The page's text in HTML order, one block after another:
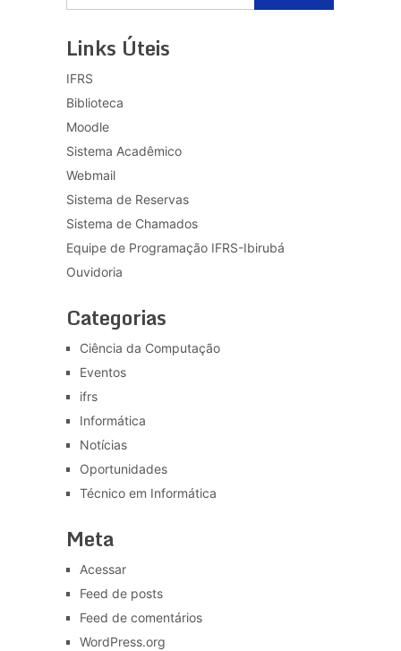
Links Úteis
IFRS
Biblioteca
Moodle
Sistema Acadêmico
Webmail
Sistema de Reservas
Sistema de Chamados
Equipe de Programação IFRS-Ibirubá
Ouvidoria
Categorias
Ciência da Computação
Eventos
ifrs
Informática
Notícias
Oportunidades
Técnico em Informática
Meta
Acessar
Feed de posts
Feed de comentários
WordPress.org